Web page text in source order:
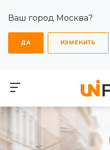
Ваш город Москва?
ДА ИЗМЕНИТЬ